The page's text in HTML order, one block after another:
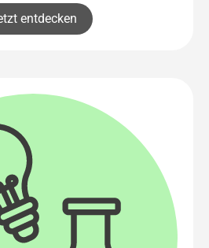
entdecken